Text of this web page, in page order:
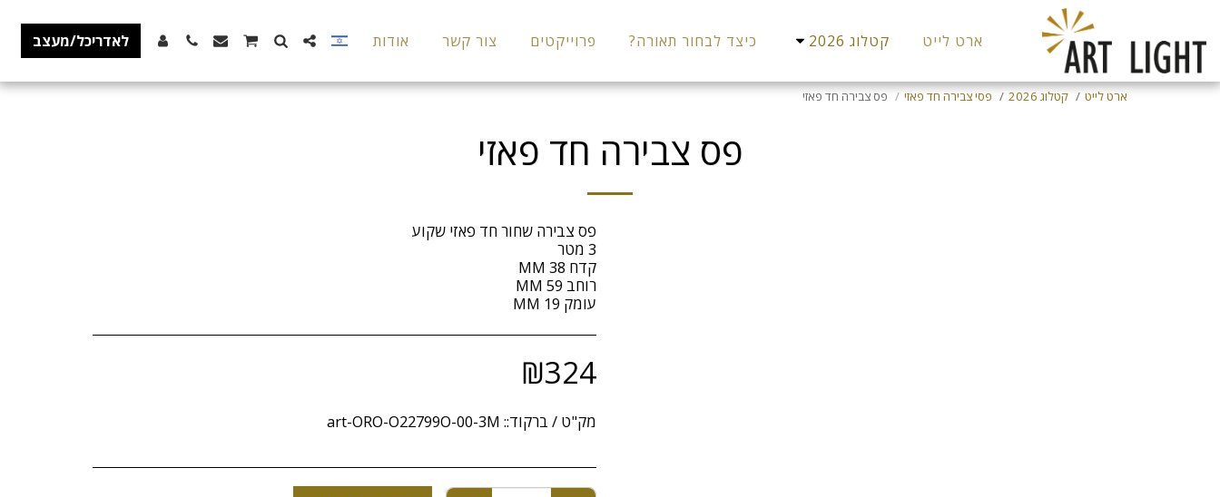
ארט לייט קטלוג 2026 כיצד לבחור תאורה? פרוייקטים צור קשר אודות לאדריכל/מעצב
ארט לייט קטלוג 2026 פסי צבירה חד פאזי פס צבירה חד פאזי
פס צבירה חד פאזי
עומק 19 MM
₪324
מק"ט / ברקוד:: art-ORO-O22799O-00-3M